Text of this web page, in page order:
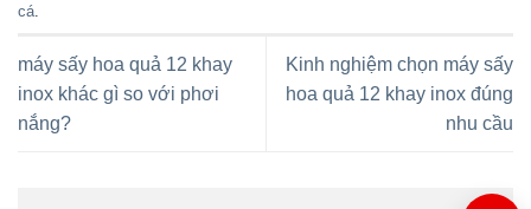
cá.
máy sấy hoa quả 12 khay
inox khác gì so với phơi
nắng?
Kinh nghiệm chọn máy sấy
hoa quả 12 khay inox đúng
nhu cầu